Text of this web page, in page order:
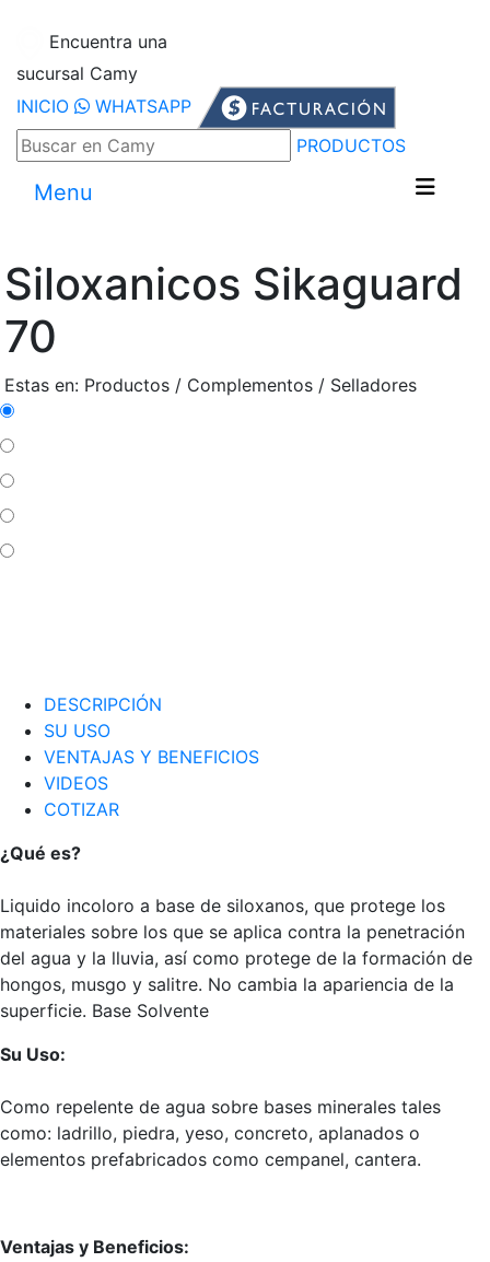
Encuentra una
sucursal Camy
INICIO
WHATSAPP
PRODUCTOS
Menu
Siloxanicos Sikaguard
70
Estas en: Productos / Complementos / Selladores
DESCRIPCIÓN
SU USO
VENTAJAS Y BENEFICIOS
VIDEOS
COTIZAR
¿Qué es?
Liquido incoloro a base de siloxanos, que protege los
materiales sobre los que se aplica contra la penetración
del agua y la lluvia, así como protege de la formación de
hongos, musgo y salitre. No cambia la apariencia de la
superficie. Base Solvente
Su Uso:
Como repelente de agua sobre bases minerales tales
como: ladrillo, piedra, yeso, concreto, aplanados o
elementos prefabricados como cempanel, cantera.
Ventajas y Beneficios: